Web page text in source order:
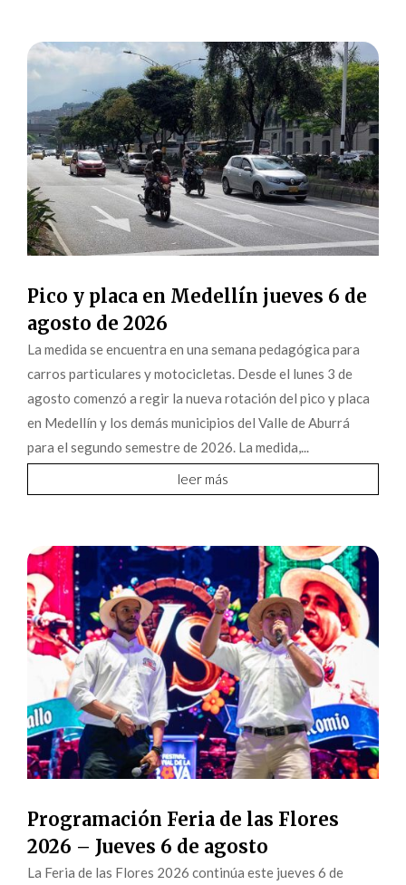
Pico y placa en Medellín jueves 6 de
agosto de 2026
La medida se encuentra en una semana pedagógica para
carros particulares y motocicletas. Desde el lunes 3 de
agosto comenzó a regir la nueva rotación del pico y placa
en Medellín y los demás municipios del Valle de Aburrá
para el segundo semestre de 2026. La medida,...
leer más
Programación Feria de las Flores
2026 – Jueves 6 de agosto
La Feria de las Flores 2026 continúa este jueves 6 de